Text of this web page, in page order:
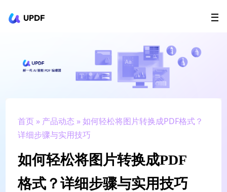
UPDF
AI Agents
政企采购
升级会员
首页 » 产品动态 » 如何轻松将图片转换成PDF格式？
详细步骤与实用技巧
如何轻松将图片转换成PDF
格式？详细步骤与实用技巧